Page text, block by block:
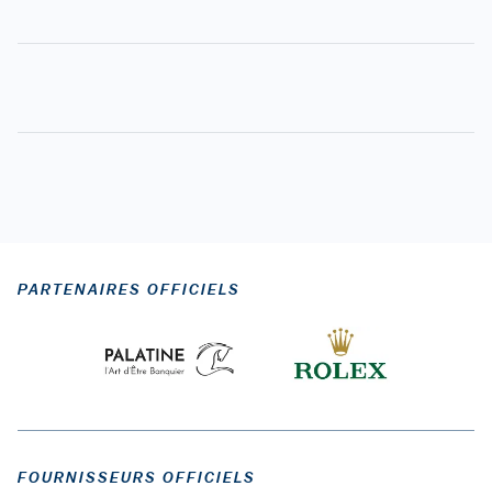
PARTENAIRES OFFICIELS
FOURNISSEURS OFFICIELS